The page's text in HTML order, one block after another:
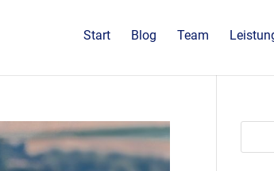
Start Blog Team